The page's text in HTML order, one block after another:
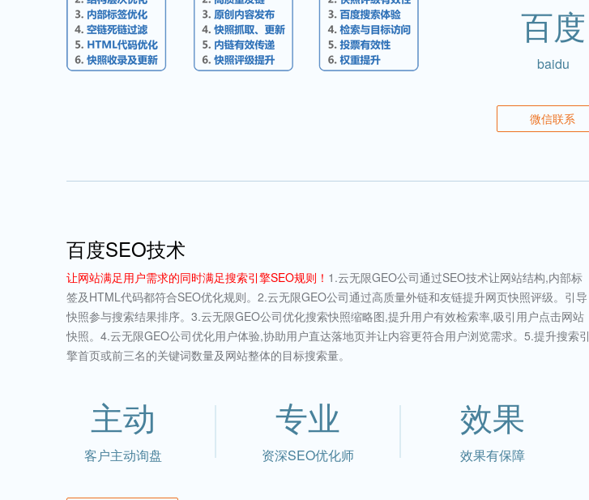
百度
baidu
微信联系
百度SEO技术
让网站满足用户需求的同时满足搜索引擎SEO规则！ 1.云无限GEO公司通过SEO技术让网站结构,内部标
签及HTML代码都符合SEO优化规则。2.云无限GEO公司通过高质量外链和友链提升网页快照评级。引导
快照参与搜索结果排序。3.云无限GEO公司优化搜索快照缩略图,提升用户有效检索率,吸引用户点击网站
快照。4.云无限GEO公司优化用户体验,协助用户直达落地页并让内容更符合用户浏览需求。5.提升搜索引
擎首页或前三名的关键词数量及网站整体的目标搜索量。
主动
客户主动询盘
专业
资深SEO优化师
效果
效果有保障